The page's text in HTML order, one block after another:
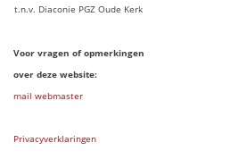
t.n.v. Diaconie PGZ Oude Kerk
Voor vragen of opmerkingen
over deze website:
mail webmaster
Privacyverklaringen